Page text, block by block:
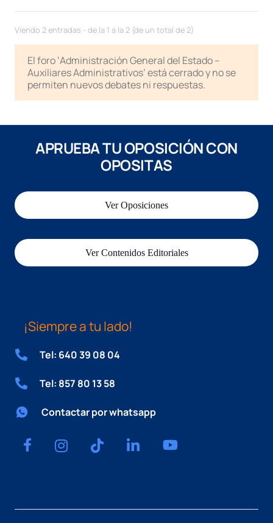
Viendo 2 entradas - de la 1 a la 2 (de un total de 2)
El foro ‘Administración General del Estado –
Auxiliares Administrativos’ está cerrado y no se
permiten nuevos debates ni respuestas.
APRUEBA TU OPOSICIÓN CON
OPOSITAS
Ver Oposiciones
Ver Contenidos Editoriales
¡Siempre a tu lado!
Tel: 640 39 08 04
Tel: 857 80 13 58
Contactar por whatsapp